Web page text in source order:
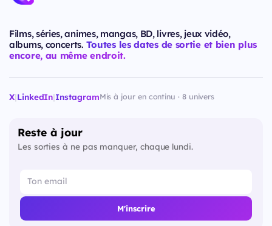
Films, séries, animes, mangas, BD, livres, jeux vidéo,
albums, concerts. Toutes les dates de sortie et bien plus
encore, au même endroit.
X|LinkedIn|InstagramMis à jour en continu · 8 univers
Reste à jour
Les sorties à ne pas manquer, chaque lundi.
M'inscrire